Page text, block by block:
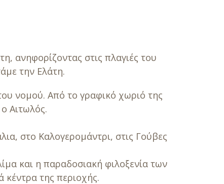
ανηφορίζοντας στις πλαγιές του
την Ελάτη.
νομού. Από το γραφικό χωριό της
Αιτωλός.
στο Καλογερομάντρι, στις Γούβες
και η παραδοσιακή φιλοξενία των
κέντρα της περιοχής.